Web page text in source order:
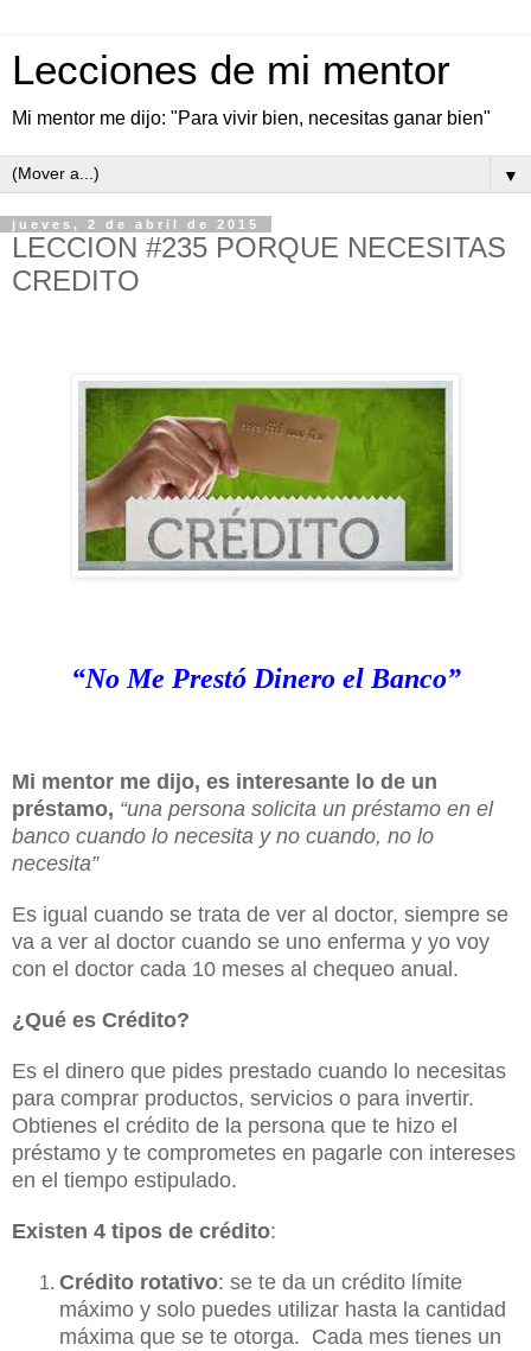
Lecciones de mi mentor
Mi mentor me dijo: "Para vivir bien, necesitas ganar bien"
▼
jueves, 2 de abril de 2015
LECCION #235 PORQUE NECESITAS
CREDITO
“No Me Prestó Dinero el Banco”
Mi mentor me dijo, es interesante lo de un
préstamo, “una persona solicita un préstamo en el
banco cuando lo necesita y no cuando, no lo
necesita”
Es igual cuando se trata de ver al doctor, siempre se
va a ver al doctor cuando se uno enferma y yo voy
con el doctor cada 10 meses al chequeo anual.
¿Qué es Crédito?
Es el dinero que pides prestado cuando lo necesitas
para comprar productos, servicios o para invertir.
Obtienes el crédito de la persona que te hizo el
préstamo y te comprometes en pagarle con intereses
en el tiempo estipulado.
Existen 4 tipos de crédito:
Crédito rotativo: se te da un crédito límite
máximo y solo puedes utilizar hasta la cantidad
máxima que se te otorga. Cada mes tienes un